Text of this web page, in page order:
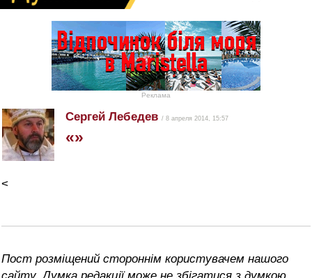
Реклама
Сергей Лебедев / 8 апреля 2014, 15:57
«»
<
Пост розміщений стороннім користувачем нашого
сайту. Думка редакції може не збігатися з думкою